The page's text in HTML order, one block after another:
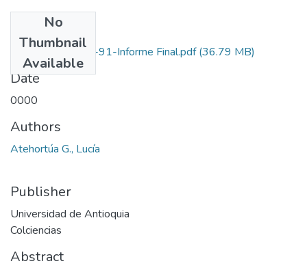
No
Thumbnail
Available
1115-05-011-91-Informe Final.pdf(36.79 MB)
Date
0000
Authors
Atehortúa G., Lucía
Publisher
Universidad de Antioquia
Colciencias
Abstract